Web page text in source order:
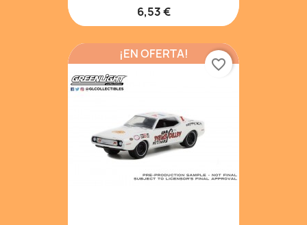
6,53 €
¡EN OFERTA!
favorite_border